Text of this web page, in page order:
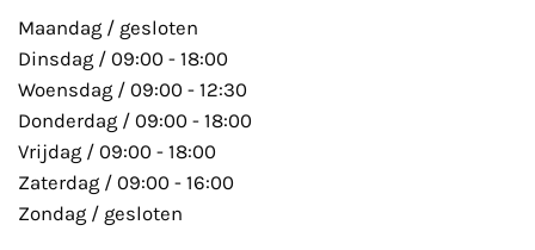
Maandag / gesloten
Dinsdag / 09:00 - 18:00
Woensdag / 09:00 - 12:30
Donderdag / 09:00 - 18:00
Vrijdag / 09:00 - 18:00
Zaterdag / 09:00 - 16:00
Zondag / gesloten